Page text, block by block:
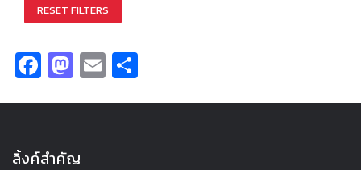
RESET FILTERS
Facebook
Mastodon
Email
ลิ้งค์สำคัญ